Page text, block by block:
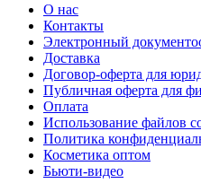
О нас
Контакты
Электронный
Доставка
Договор-оферта для
Публичная оферта для
Оплата
Использование файлов
Политика
Косметика оптом
Бьюти-видео